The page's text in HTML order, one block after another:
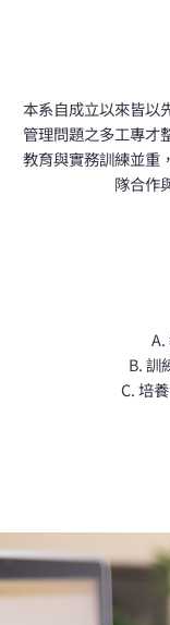
本系自成立以來皆以
管理問題之多工專才
教育與實務訓練並重
隊合作
A.
B. 訓
C. 培